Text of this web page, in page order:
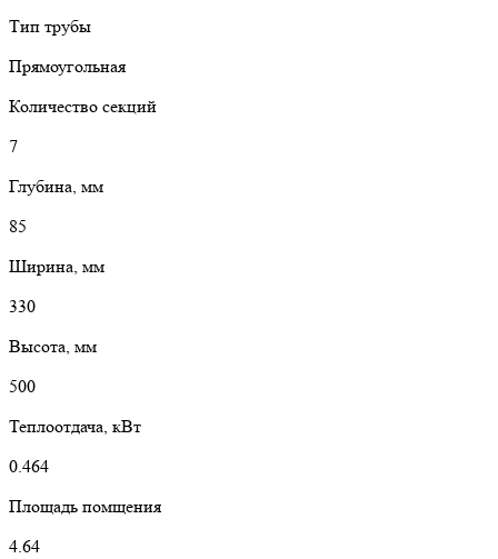
Тип трубы
Прямоугольная
Количество секций
7
Глубина, мм
85
Ширина, мм
330
Высота, мм
500
Теплоотдача, кВт
0.464
Площадь помщения
4.64